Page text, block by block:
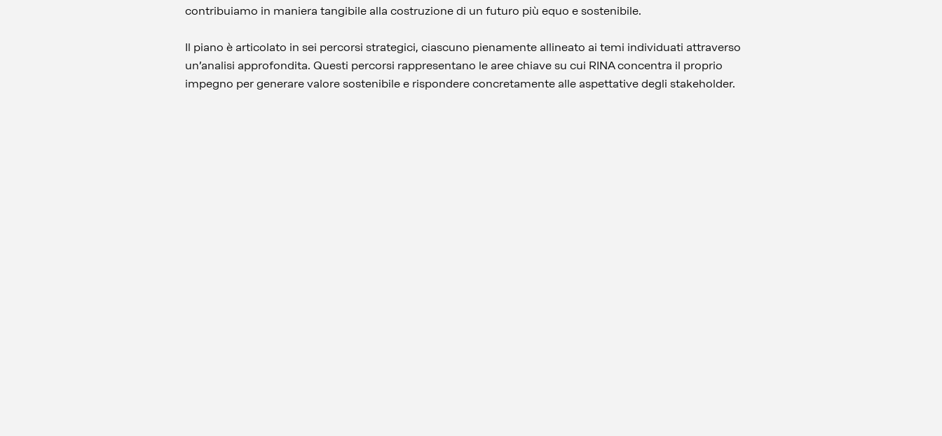
contribuiamo in maniera tangibile alla costruzione di un futuro più equo e sostenibile.
Il piano è articolato in sei percorsi strategici, ciascuno pienamente allineato ai temi individuati attraverso
un’analisi approfondita. Questi percorsi rappresentano le aree chiave su cui RINA concentra il proprio
impegno per generare valore sostenibile e rispondere concretamente alle aspettative degli stakeholder.